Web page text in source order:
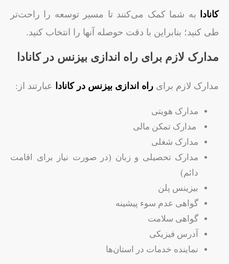
کانادا
به شما کمک می‌کنند تا مسیر توسعه را راحت‌تر
طی کنید؛ بنابراین با دقت حوصله آنها را انتخاب کنید.
مدارک لازم برای راه اندازی بیزنس در کانادا
مدارک لازم برای راه اندازی بیزنس در کانادا عبارتند از:
مدارک هویتی
مدارک تمکن مالی
مدارک شغلی
مدارک تحصیلی و زبان (در صورت نیاز برای اقامت
دائم)
بیزینس پلن
گواهی عدم سوء پیشینه
گواهی سلامت
آدرس فیزیکی
نماینده خدمات در استان‌ها